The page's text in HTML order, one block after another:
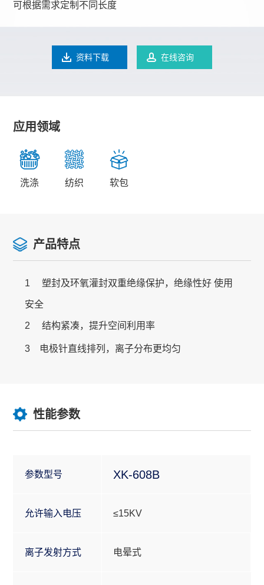
可根据需求定制不同长度
资料下载 在线咨询
应用领域
洗涤 纺织 软包
产品特点
1塑封及环氧灌封双重绝缘保护，绝缘性好 使用
安全
2结构紧凑，提升空间利用率
3 电极针直线排列，离子分布更均匀
性能参数
参数型号 XK-608B
允许输入电压 ≤15KV
离子发射方式 电晕式